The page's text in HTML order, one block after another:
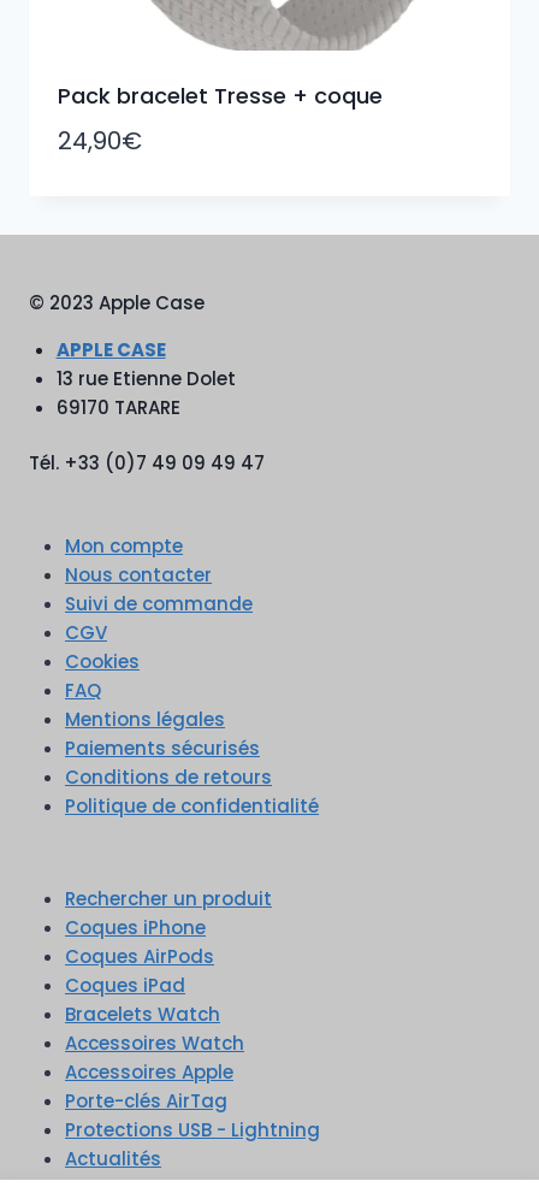
Pack bracelet Tresse + coque
24,90€
© 2023 Apple Case
APPLE CASE
13 rue Etienne Dolet
69170 TARARE
Tél. +33 (0)7 49 09 49 47
Mon compte
Nous contacter
Suivi de commande
CGV
Cookies
FAQ
Mentions légales
Paiements sécurisés
Conditions de retours
Politique de confidentialité
Rechercher un produit
Coques iPhone
Coques AirPods
Coques iPad
Bracelets Watch
Accessoires Watch
Accessoires Apple
Porte-clés AirTag
Protections USB - Lightning
Actualités